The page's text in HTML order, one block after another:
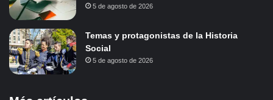
5 de agosto de 2026
Temas y protagonistas de la Historia
Social
5 de agosto de 2026